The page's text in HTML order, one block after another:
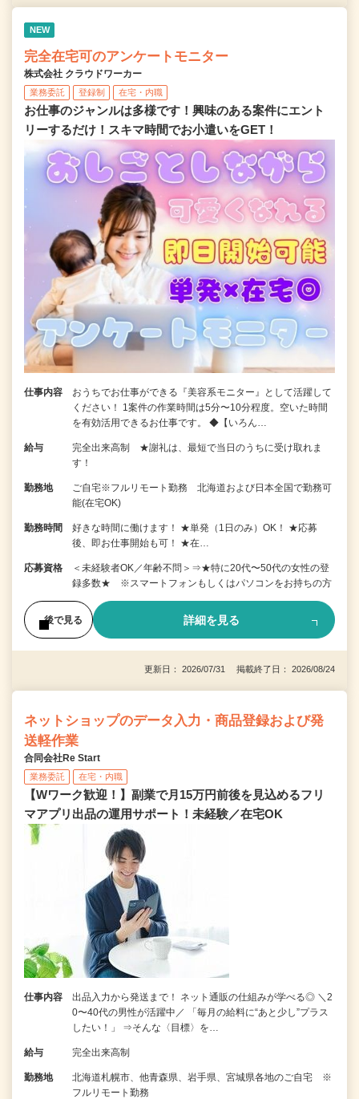
NEW
完全在宅可のアンケートモニター
株式会社 クラウドワーカー
業務委託 登録制 在宅・内職
お仕事のジャンルは多様です！興味のある案件にエント
リーするだけ！スキマ時間でお小遣いをGET！
仕事内容
おうちでお仕事ができる『美容系モニター』として活躍して
ください！ 1案件の作業時間は5分〜10分程度。空いた時間
を有効活用できるお仕事です。 ◆【いろん…
給与
完全出来高制 ★謝礼は、最短で当日のうちに受け取れま
す！
勤務地
ご自宅※フルリモート勤務 北海道および日本全国で勤務可
能(在宅OK)
勤務時間
好きな時間に働けます！ ★単発（1日のみ）OK！ ★応募
後、即お仕事開始も可！ ★在…
応募資格
＜未経験者OK／年齢不問＞⇒★特に20代〜50代の女性の登
録多数★ ※スマートフォンもしくはパソコンをお持ちの方
後で見る 詳細を見る
更新日： 2026/07/31 掲載終了日： 2026/08/24
ネットショップのデータ入力・商品登録および発
送軽作業
合同会社Re Start
業務委託 在宅・内職
【Wワーク歓迎！】副業で月15万円前後を見込めるフリ
マアプリ出品の運用サポート！未経験／在宅OK
仕事内容
出品入力から発送まで！ ネット通販の仕組みが学べる◎ ＼2
0〜40代の男性が活躍中／ 「毎月の給料に“あと少し”プラス
したい！」 ⇒そんな〈目標〉を…
給与 完全出来高制
勤務地
北海道札幌市、他青森県、岩手県、宮城県各地のご自宅 ※
フルリモート勤務